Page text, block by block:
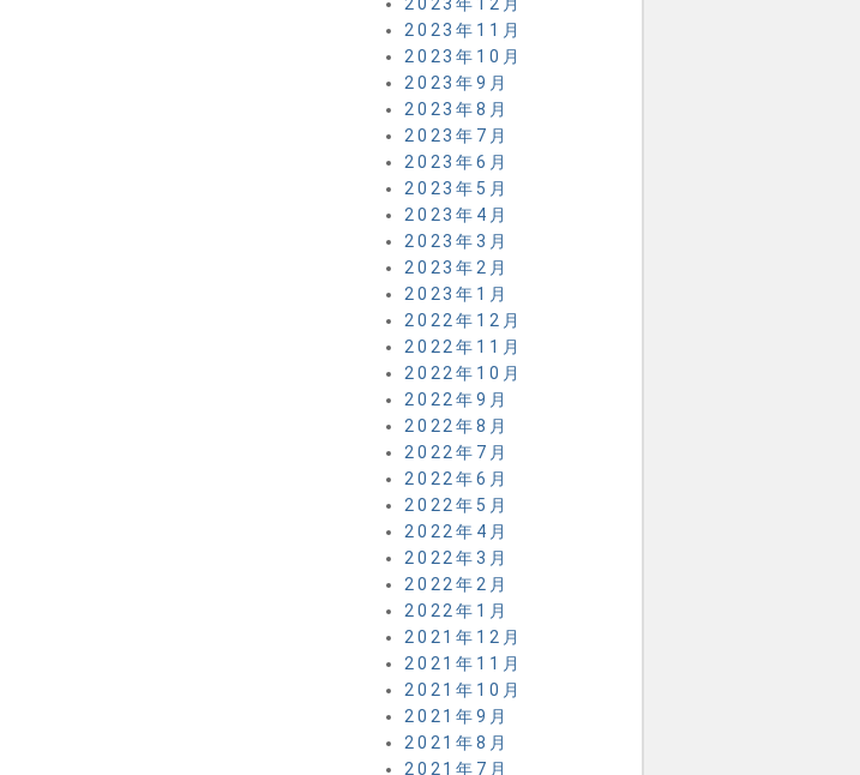
2023年11月
2023年10月
2023年9月
2023年8月
2023年7月
2023年6月
2023年5月
2023年4月
2023年3月
2023年2月
2023年1月
2022年12月
2022年11月
2022年10月
2022年9月
2022年8月
2022年7月
2022年6月
2022年5月
2022年4月
2022年3月
2022年2月
2022年1月
2021年12月
2021年11月
2021年10月
2021年9月
2021年8月
2021年7月